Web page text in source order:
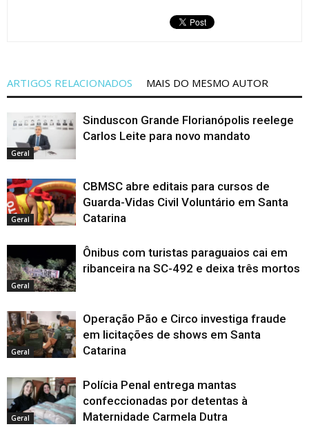
ARTIGOS RELACIONADOS MAIS DO MESMO AUTOR
Geral
Sinduscon Grande Florianópolis reelege
Carlos Leite para novo mandato
Geral
CBMSC abre editais para cursos de
Guarda-Vidas Civil Voluntário em Santa
Catarina
Geral
Ônibus com turistas paraguaios cai em
ribanceira na SC-492 e deixa três mortos
Geral
Operação Pão e Circo investiga fraude
em licitações de shows em Santa
Catarina
Geral
Polícia Penal entrega mantas
confeccionadas por detentas à
Maternidade Carmela Dutra